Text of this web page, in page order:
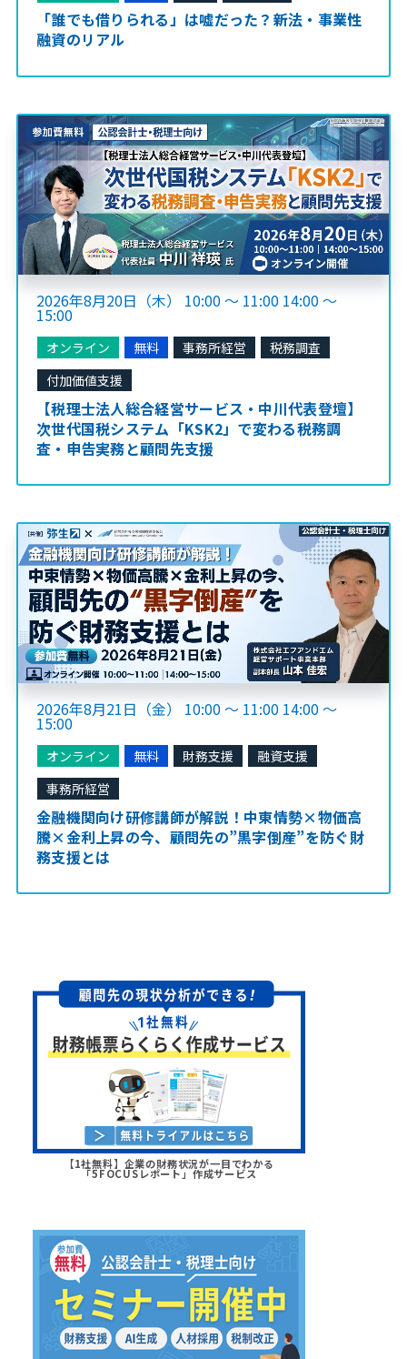
「誰でも借りられる」は嘘だった？新法・事業性
融資のリアル
2026年8月20日（木） 10:00 ～ 11:00 14:00 ～
15:00
オンライン 無料 事務所経営
税務調査
付加価値支援
【税理士法人総合経営サービス・中川代表登壇】
次世代国税システム「KSK2」で変わる税務調
査・申告実務と顧問先支援
2026年8月21日（金） 10:00 ～ 11:00 14:00 ～
15:00
オンライン 無料 財務支援
融資支援
事務所経営
金融機関向け研修講師が解説！中東情勢×物価高
騰×金利上昇の今、顧問先の”黒字倒産”を防ぐ財
務支援とは
【1社無料】企業の財務状況が一目でわかる
「5FOCUSレポート」作成サービス